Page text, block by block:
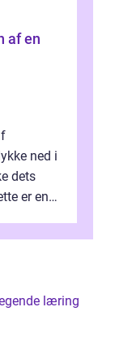
af en
ned i
dets
er en
læring